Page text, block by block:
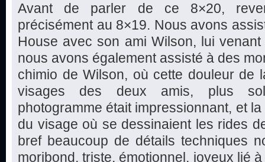
Avant de parler de ce 8×20,
précisément au 8×19. Nous avons
House avec son ami Wilson, lui
nous avons également assisté à des
chimio de Wilson, où cette douleur de
visages des deux amis, plus
photogramme était impressionnant, et
du visage où se dessinaient les rides
bref beaucoup de détails techniques
moribond, triste, émotionnel, joyeux lié à